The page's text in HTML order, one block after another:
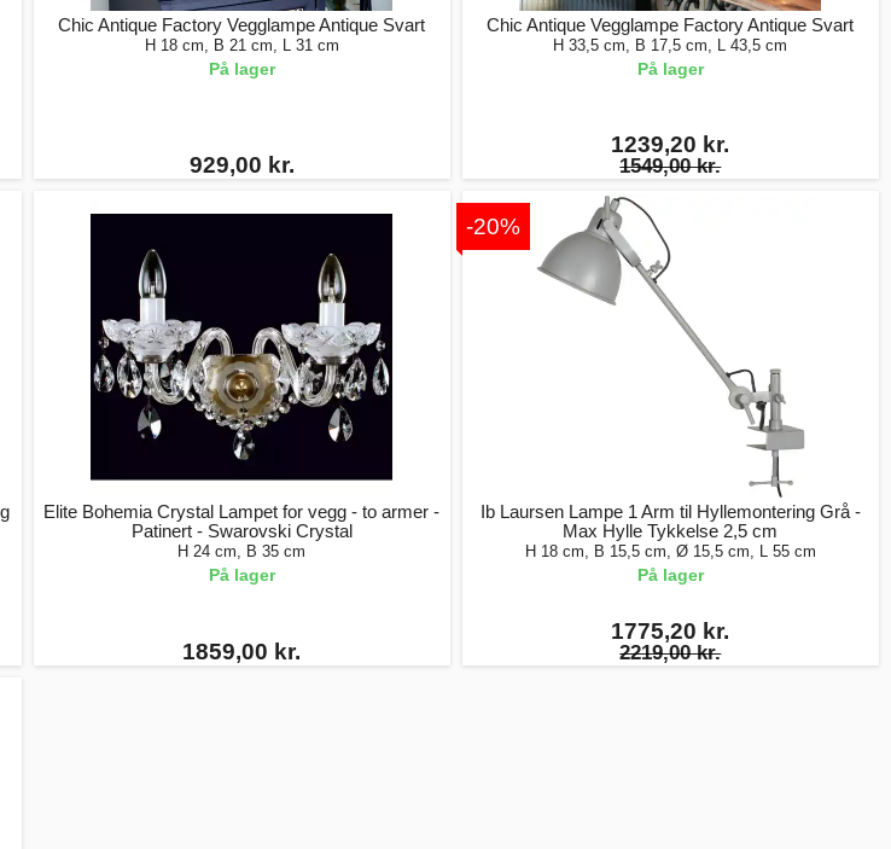
Chic Antique Factory Vegglampe Antique Svart
H 18 cm, B 21 cm, L 31 cm
På lager
929,00 kr.
Chic Antique Vegglampe Factory Antique Svart
H 33,5 cm, B 17,5 cm, L 43,5 cm
På lager
1239,20 kr.
1549,00 kr.
Elite Bohemia Crystal Lampet for vegg - to armer -
Patinert - Swarovski Crystal
H 24 cm, B 35 cm
På lager
1859,00 kr.
-20%
Ib Laursen Lampe 1 Arm til Hyllemontering Grå -
Max Hylle Tykkelse 2,5 cm
H 18 cm, B 15,5 cm, Ø 15,5 cm, L 55 cm
På lager
1775,20 kr.
2219,00 kr.